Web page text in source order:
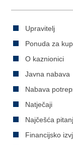
Upravitelj
Ponuda za
O kaznionici
Javna nabava
Nabava
Natječaji
Najčešća
Financijsko